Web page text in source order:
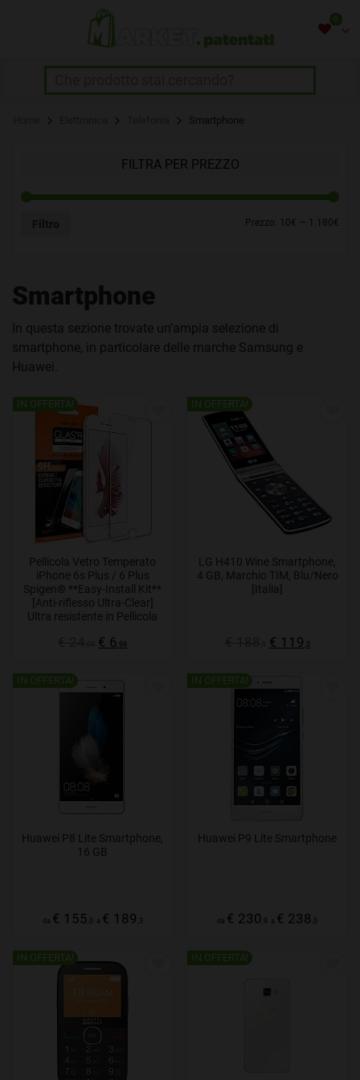
0
NON HAI INSERITO NESSUN
sopra i prodotti!
Smartphone
FILTRA PER PREZZO
Prezzo: 10€ — 1.180€
Smartphone
In questa sezione trovate un’ampia selezione di
smartphone, in particolare delle marche Samsung e
Huawei.
IN OFFERTA!
Pellicola Vetro Temperato
iPhone 6s Plus / 6 Plus
Spigen® **Easy-Install Kit**
[Anti-riflesso Ultra-Clear]
Ultra resistente in Pellicola
Plus / 6s Plus, Pellicola
Plus SGP11634
€ 6 ,99
IN OFFERTA!
LG H410 Wine Smartphone,
4 GB, Marchio TIM, Blu/Nero
[Italia]
€ 119 ,0
IN OFFERTA!
Huawei P8 Lite Smartphone,
16 GB
da € 155 ,0 a € 189 ,3
IN OFFERTA!
Huawei P9 Lite Smartphone
da € 230 ,9 a € 238 ,0
IN OFFERTA! IN OFFERTA!